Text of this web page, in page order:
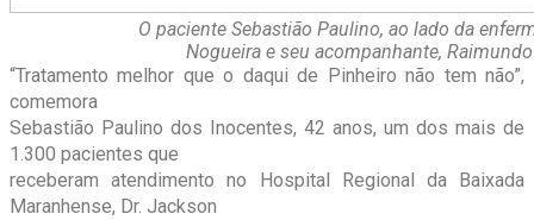
O paciente Sebastião Paulino, ao lado da
Nogueira e seu acompanhante,
“Tratamento melhor que o daqui de Pinheiro não tem não”,
comemora
Sebastião Paulino dos Inocentes, 42 anos, um dos mais de
1.300 pacientes que
receberam atendimento no Hospital Regional da Baixada
Maranhense, Dr. Jackson